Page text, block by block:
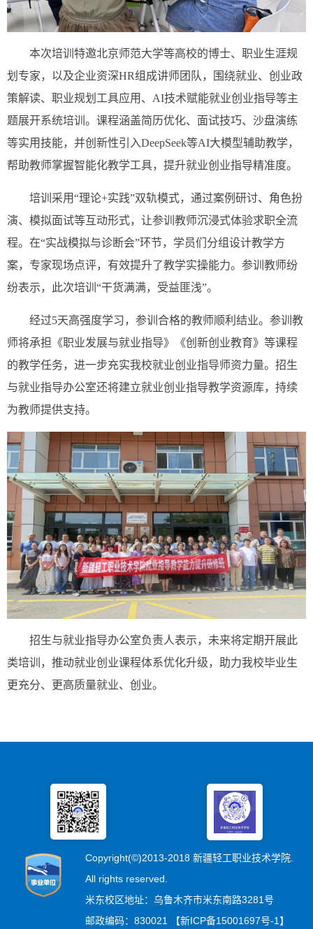
本次培训特邀北京师范大学等高校的博士、职业生涯规
划专家，以及企业资深HR组成讲师团队，围绕就业、创业政
策解读、职业规划工具应用、AI技术赋能就业创业指导等主
题展开系统培训。课程涵盖简历优化、面试技巧、沙盘演练
等实用技能，并创新性引入DeepSeek等AI大模型辅助教学，
帮助教师掌握智能化教学工具，提升就业创业指导精准度。
培训采用“理论+实践”双轨模式，通过案例研讨、角色扮
演、模拟面试等互动形式，让参训教师沉浸式体验求职全流
程。在“实战模拟与诊断会”环节，学员们分组设计教学方
案，专家现场点评，有效提升了教学实操能力。参训教师纷
纷表示，此次培训“干货满满，受益匪浅”。
经过5天高强度学习，参训合格的教师顺利结业。参训教
师将承担《职业发展与就业指导》《创新创业教育》等课程
的教学任务，进一步充实我校就业创业指导师资力量。招生
与就业指导办公室还将建立就业创业指导教学资源库，持续
为教师提供支持。
招生与就业指导办公室负责人表示，未来将定期开展此
类培训，推动就业创业课程体系优化升级，助力我校毕业生
更充分、更高质量就业、创业。
Copyright(©)2013-2018 新疆轻工职业技术学院.
All rights reserved.
米东校区地址：乌鲁木齐市米东南路3281号
邮政编码：830021 【新ICP备15001697号-1】